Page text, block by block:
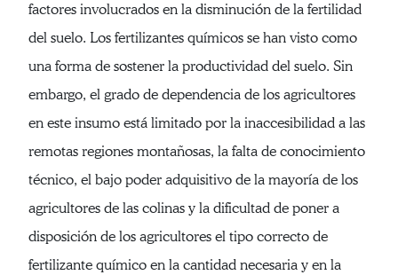
factores involucrados en la disminución de la fertilidad
del suelo. Los fertilizantes químicos se han visto como
una forma de sostener la productividad del suelo. Sin
embargo, el grado de dependencia de los agricultores
en este insumo está limitado por la inaccesibilidad a las
remotas regiones montañosas, la falta de conocimiento
técnico, el bajo poder adquisitivo de la mayoría de los
agricultores de las colinas y la dificultad de poner a
disposición de los agricultores el tipo correcto de
fertilizante químico en la cantidad necesaria y en la